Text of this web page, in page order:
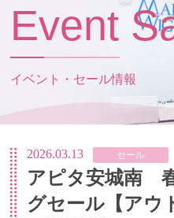
Event
イベント・セール情報
2026.03.13 セール
アピタ安城南
グセール【アウ